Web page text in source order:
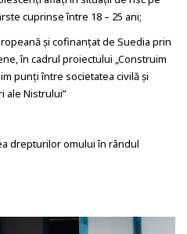
cuprinse între 18 – 25 ani;
și cofinanțat de Suedia prin
în cadrul proiectului „Construim
punți între societatea civilă și
ale Nistrului”
drepturilor omului în rândul
privință, această categorie de